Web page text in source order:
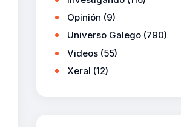
Opinión (9)
Universo Galego (790)
Videos (55)
Xeral (12)